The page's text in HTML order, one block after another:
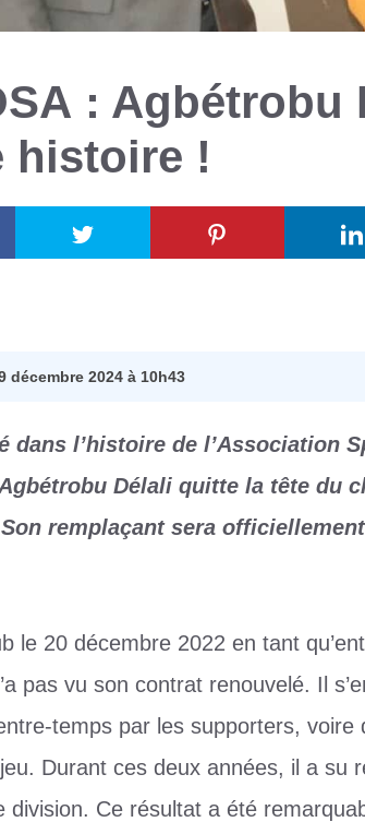
: Agbétrobu
histoire !
décembre 2024 à 10h43
dans l’histoire de l’Association
Délali quitte la tête du
remplaçant sera
le 20 décembre 2022 en tant
pas vu son contrat renouvelé. Il
temps par les supporters, voire
Durant ces deux années, il a su
division. Ce résultat a été